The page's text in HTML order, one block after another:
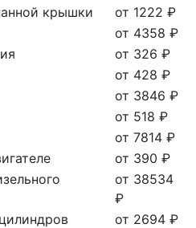
крышки
от 1222 ₽
от 4358 ₽
от 326 ₽
от 428 ₽
от 3846 ₽
от 518 ₽
от 7814 ₽
от 390 ₽
от 38534
₽
от 2694 ₽